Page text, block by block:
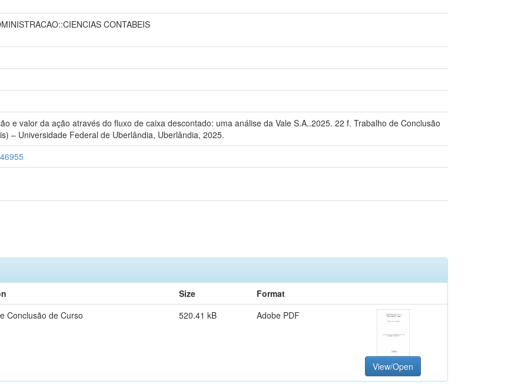
CONTABEIS
e valor da ação através do fluxo de caixa descontado: uma análise da Vale S.A..2025. 22 f. Trabalho de Conclusão
– Universidade Federal de Uberlândia, Uberlândia, 2025.
Size
Format
Conclusão de Curso 520.41 kB Adobe PDF
View/Open